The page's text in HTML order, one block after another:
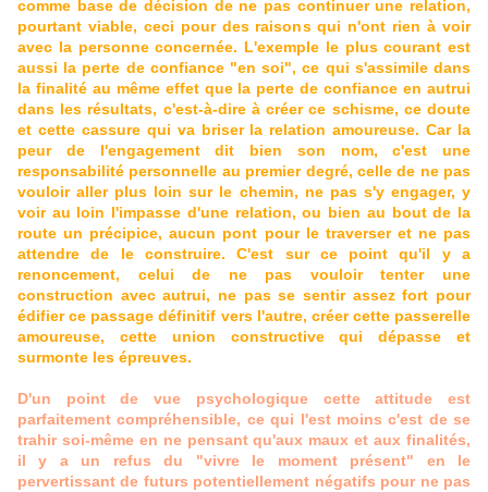
comme base de décision de ne pas continuer une relation,
pourtant viable, ceci pour des raisons qui n'ont rien à voir
avec la personne concernée. L'exemple le plus courant est
aussi la perte de confiance "en soi", ce qui s'assimile dans
la finalité au même effet que la perte de confiance en autrui
dans les résultats, c'est-à-dire à créer ce schisme, ce doute
et cette cassure qui va briser la relation amoureuse. Car la
peur de l'engagement dit bien son nom, c'est une
responsabilité personnelle au premier degré, celle de ne pas
vouloir aller plus loin sur le chemin, ne pas s'y engager, y
voir au loin l'impasse d'une relation, ou bien au bout de la
route un précipice, aucun pont pour le traverser et ne pas
attendre de le construire. C'est sur ce point qu'il y a
renoncement, celui de ne pas vouloir tenter une
construction avec autrui, ne pas se sentir assez fort pour
édifier ce passage définitif vers l'autre, créer cette passerelle
amoureuse, cette union constructive qui dépasse et
surmonte les épreuves.
D'un point de vue psychologique cette attitude est
parfaitement compréhensible, ce qui l'est moins c'est de se
trahir soi-même en ne pensant qu'aux maux et aux finalités,
il y a un refus du "vivre le moment présent" en le
pervertissant de futurs potentiellement négatifs pour ne pas